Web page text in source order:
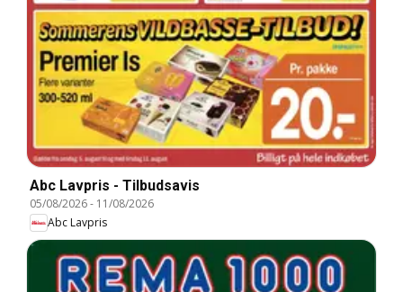
Abc Lavpris - Tilbudsavis
05/08/2026- 11/08/2026
Abc Lavpris